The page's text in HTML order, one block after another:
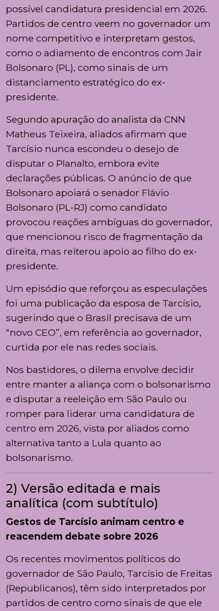
possível candidatura presidencial em 2026.
Partidos de centro veem no governador um
nome competitivo e interpretam gestos,
como o adiamento de encontros com Jair
Bolsonaro (PL), como sinais de um
distanciamento estratégico do ex-
presidente.
Segundo apuração do analista da CNN
Matheus Teixeira, aliados afirmam que
Tarcísio nunca escondeu o desejo de
disputar o Planalto, embora evite
declarações públicas. O anúncio de que
Bolsonaro apoiará o senador Flávio
Bolsonaro (PL-RJ) como candidato
provocou reações ambíguas do governador,
que mencionou risco de fragmentação da
direita, mas reiterou apoio ao filho do ex-
presidente.
Um episódio que reforçou as especulações
foi uma publicação da esposa de Tarcísio,
sugerindo que o Brasil precisava de um
“novo CEO”, em referência ao governador,
curtida por ele nas redes sociais.
Nos bastidores, o dilema envolve decidir
entre manter a aliança com o bolsonarismo
e disputar a reeleição em São Paulo ou
romper para liderar uma candidatura de
centro em 2026, vista por aliados como
alternativa tanto a Lula quanto ao
bolsonarismo.
2) Versão editada e mais
analítica (com subtítulo)
Gestos de Tarcísio animam centro e
reacendem debate sobre 2026
Os recentes movimentos políticos do
governador de São Paulo, Tarcísio de Freitas
(Republicanos), têm sido interpretados por
partidos de centro como sinais de que ele